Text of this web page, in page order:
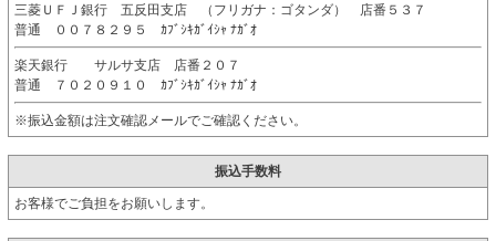
三菱ＵＦＪ銀行 五反田支店 （フリガナ：ゴタンダ） 店番５３７
普通 ００７８２９５ ｶﾌﾞｼｷｶﾞｲｼｬ ﾅｶﾞｵ
楽天銀行 サルサ支店 店番２０７
普通 ７０２０９１０ ｶﾌﾞｼｷｶﾞｲｼｬ ﾅｶﾞｵ
※振込金額は注文確認メールでご確認ください。
振込手数料
お客様でご負担をお願いします。